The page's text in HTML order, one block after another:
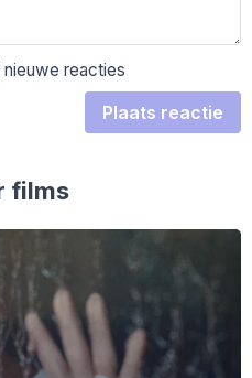
reacties
Plaats reactie
films